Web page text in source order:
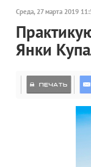
Среда, 27 марта 2019
Янки